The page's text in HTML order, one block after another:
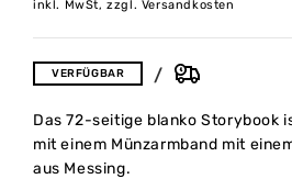
inkl. MwSt, zzgl. Versandkosten
VERFÜGBAR
Das 72-seitige blanko Storybook
mit einem Münzarmband mit
aus Messing.